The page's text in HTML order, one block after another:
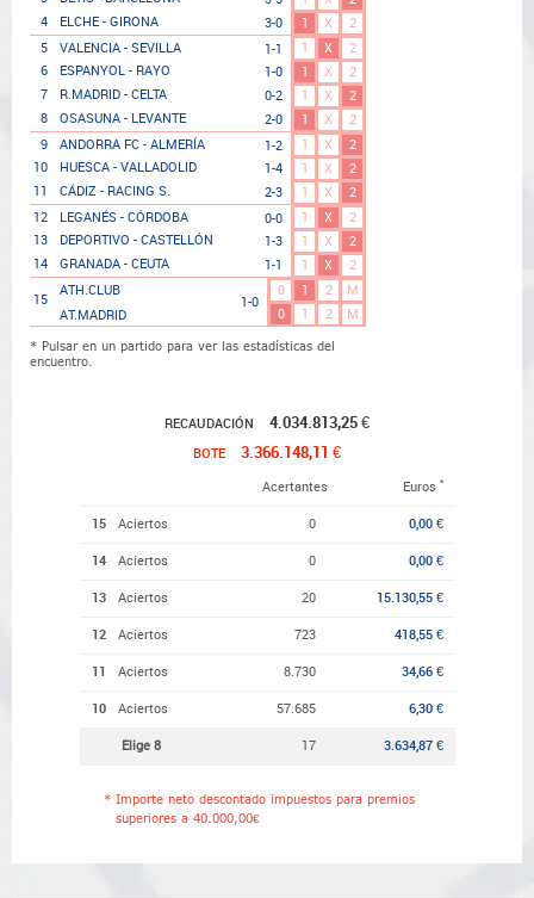
4
ELCHE - GIRONA 3-0 1 X
2
5
VALENCIA - SEVILLA 1-1 1 X
2
6
ESPANYOL - RAYO 1-0 1 X
2
7
R.MADRID - CELTA 0-2 1 X
2
8
OSASUNA - LEVANTE 2-0 1 X
2
9
ANDORRA FC - ALMERÍA 1-2 1 X
2
10
HUESCA - VALLADOLID 1-4 1 X
2
11
CÁDIZ - RACING S. 2-3 1 X
2
12
LEGANÉS - CÓRDOBA 0-0 1 X
2
13
DEPORTIVO - CASTELLÓN 1-3 1 X
2
14
GRANADA - CEUTA 1-1 1 X 2
15
ATH.CLUB
AT.MADRID
1-0
0 1 2
M
0
1 2 M
* Pulsar en un partido para ver las estadísticas del
encuentro.
RECAUDACIÓN 4.034.813,25 €
BOTE 3.366.148,11 €
Acertantes Euros *
15 Aciertos 0 0,00 €
14 Aciertos 0 0,00 €
13 Aciertos 20 15.130,55 €
12 Aciertos 723 418,55 €
11 Aciertos 8.730 34,66 €
10 Aciertos 57.685 6,30 €
Elige 8 17 3.634,87 €
* Importe neto descontado impuestos para premios
superiores a 40.000,00€